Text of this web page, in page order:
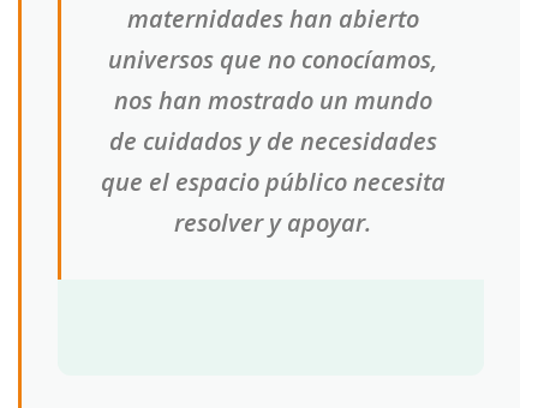
maternidades han abierto
universos que no conocíamos,
nos han mostrado un mundo
de cuidados y de necesidades
que el espacio público necesita
resolver y apoyar.